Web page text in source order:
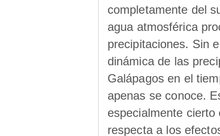
completamente del
agua atmosférica
precipitaciones. Sin
dinámica de las
Galápagos en el
apenas se conoce.
especialmente cierto
respecta a los